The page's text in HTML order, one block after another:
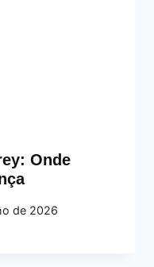
Onde
de 2026